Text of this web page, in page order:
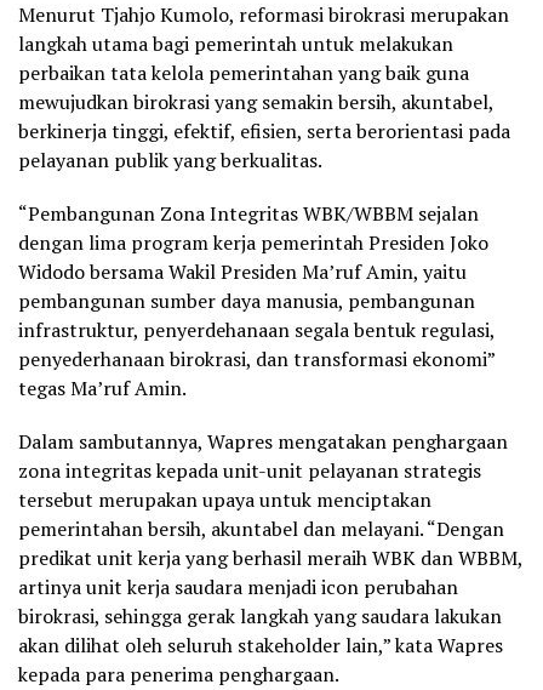
Menurut Tjahjo Kumolo, reformasi birokrasi merupakan
langkah utama bagi pemerintah untuk melakukan
perbaikan tata kelola pemerintahan yang baik guna
mewujudkan birokrasi yang semakin bersih, akuntabel,
berkinerja tinggi, efektif, efisien, serta berorientasi pada
pelayanan publik yang berkualitas.
“Pembangunan Zona Integritas WBK/WBBM sejalan
dengan lima program kerja pemerintah Presiden Joko
Widodo bersama Wakil Presiden Ma’ruf Amin, yaitu
pembangunan sumber daya manusia, pembangunan
infrastruktur, penyerdehanaan segala bentuk regulasi,
penyederhanaan birokrasi, dan transformasi ekonomi”
tegas Ma’ruf Amin.
Dalam sambutannya, Wapres mengatakan penghargaan
zona integritas kepada unit-unit pelayanan strategis
tersebut merupakan upaya untuk menciptakan
pemerintahan bersih, akuntabel dan melayani. “Dengan
predikat unit kerja yang berhasil meraih WBK dan WBBM,
artinya unit kerja saudara menjadi icon perubahan
birokrasi, sehingga gerak langkah yang saudara lakukan
akan dilihat oleh seluruh stakeholder lain,” kata Wapres
kepada para penerima penghargaan.